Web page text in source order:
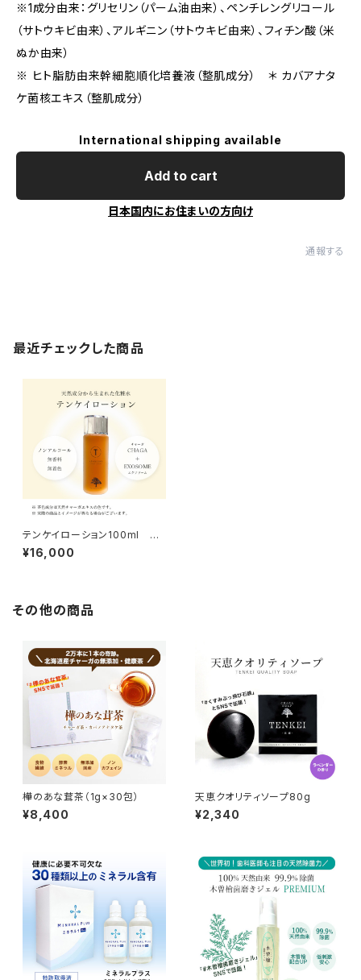
※1成分由来：グリセリン（パーム油由来）、ペンチレングリコール
（サトウキビ由来）、アルギニン（サトウキビ由来）、フィチン酸（米
ぬか由来）
※ ヒト脂肪由来幹細胞順化培養液（整肌成分） ＊ カバアナタ
ケ菌核エキス（整肌成分）
International shipping available
Add to cart
日本国内にお住まいの方向け
通報する
最近チェックした商品
テンケイローション100ml 天
恵化粧水
¥16,000
その他の商品
樺のあな茸茶（1g×30包）
¥8,400
天恵クオリティソープ80g
¥2,340